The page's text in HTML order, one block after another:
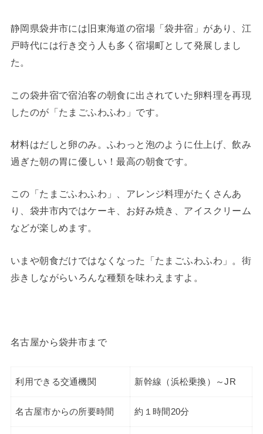
静岡県袋井市には旧東海道の宿場「袋井宿」があり、江
戸時代には行き交う人も多く宿場町として発展しまし
た。
この袋井宿で宿泊客の朝食に出されていた卵料理を再現
したのが「たまごふわふわ」です。
材料はだしと卵のみ。ふわっと泡のように仕上げ、飲み
過ぎた朝の胃に優しい！最高の朝食です。
この「たまごふわふわ」、アレンジ料理がたくさんあ
り、袋井市内ではケーキ、お好み焼き、アイスクリーム
などが楽しめます。
いまや朝食だけではなくなった「たまごふわふわ」。街
歩きしながらいろんな種類を味わえますよ。
名古屋から袋井市まで
利用できる交通機関 新幹線（浜松乗換）～JR
名古屋市からの所要時間 約１時間20分